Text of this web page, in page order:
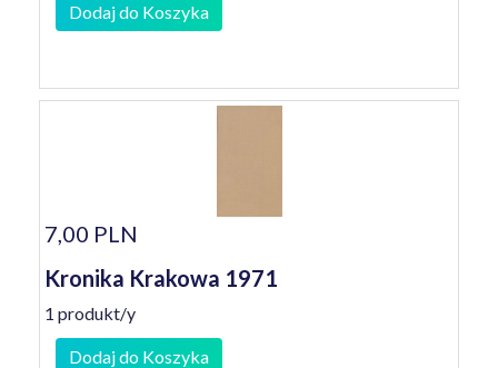
Dodaj do Koszyka
7,00 PLN
Kronika Krakowa 1971
1 produkt/y
Dodaj do Koszyka